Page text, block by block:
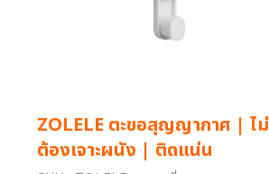
ZOLELE ตะขอสุญญากาศ | ไม่
ต้องเจาะผนัง | ติดแน่น